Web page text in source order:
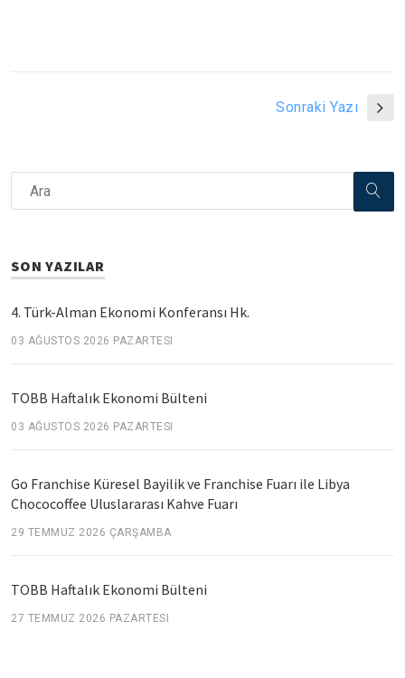
Sonraki Yazı
SON YAZILAR
4. Türk-Alman Ekonomi Konferansı Hk.
03 AĞUSTOS 2026 PAZARTESI
TOBB Haftalık Ekonomi Bülteni
03 AĞUSTOS 2026 PAZARTESI
Go Franchise Küresel Bayilik ve Franchise Fuarı ile Libya
Chococoffee Uluslararası Kahve Fuarı
29 TEMMUZ 2026 ÇARŞAMBA
TOBB Haftalık Ekonomi Bülteni
27 TEMMUZ 2026 PAZARTESI